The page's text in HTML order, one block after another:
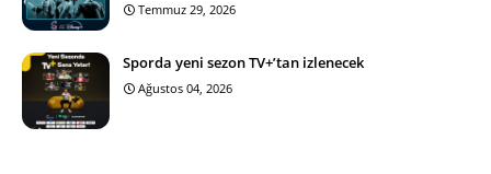
Temmuz 29, 2026
Sporda yeni sezon TV+’tan izlenecek
Ağustos 04, 2026